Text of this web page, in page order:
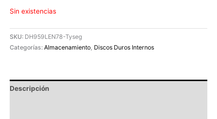
Sin existencias
SKU: DH959LEN78-Tyseg
Categorías: Almacenamiento, Discos Duros Internos
Descripción